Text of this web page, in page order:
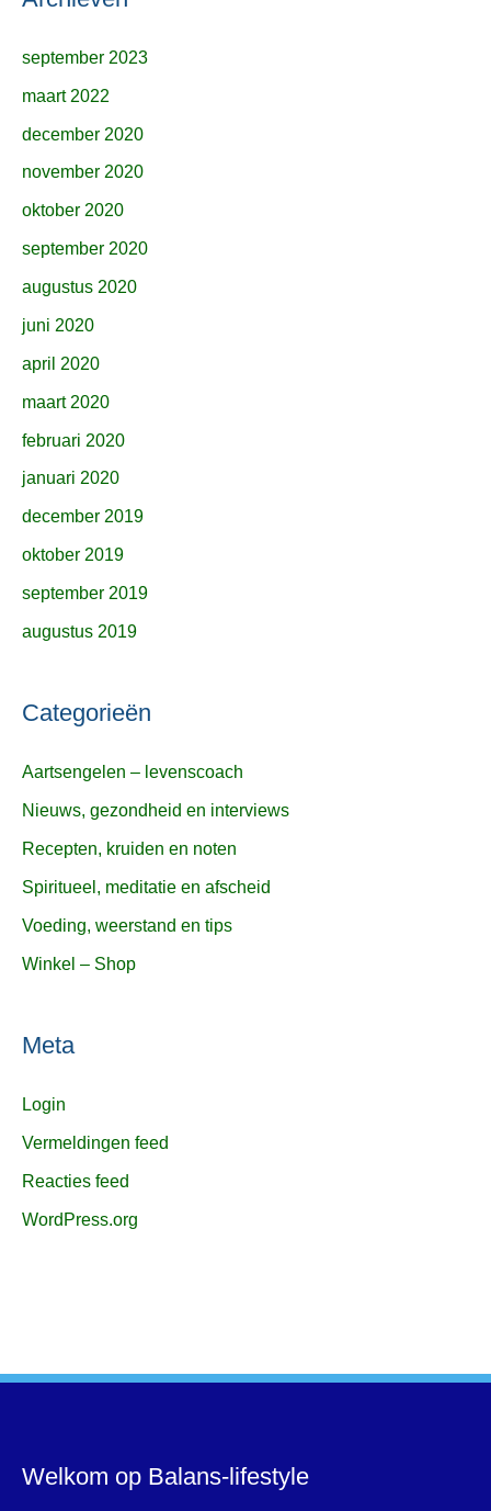
september 2023
maart 2022
december 2020
november 2020
oktober 2020
september 2020
augustus 2020
juni 2020
april 2020
maart 2020
februari 2020
januari 2020
december 2019
oktober 2019
september 2019
augustus 2019
Categorieën
Aartsengelen – levenscoach
Nieuws, gezondheid en interviews
Recepten, kruiden en noten
Spiritueel, meditatie en afscheid
Voeding, weerstand en tips
Winkel – Shop
Meta
Login
Vermeldingen feed
Reacties feed
WordPress.org
Welkom op Balans-lifestyle